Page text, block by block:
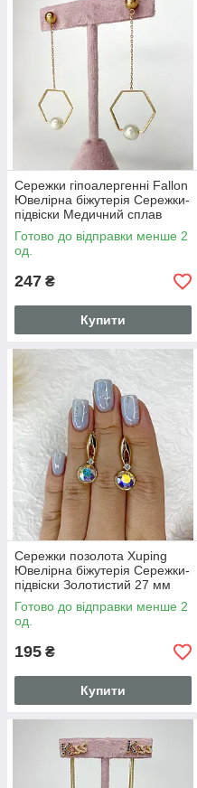
Сережки гіпоалергенні Fallon
Ювелірна біжутерія Сережки-
підвіски Медичний сплав
Золотистий 63 мм S15286
Готово до відправки менше 2
од.
247 ₴
Купити
Сережки позолота Xuping
Ювелірна біжутерія Сережки-
підвіски Золотистий 27 мм
S15275
Готово до відправки менше 2
од.
195 ₴
Купити